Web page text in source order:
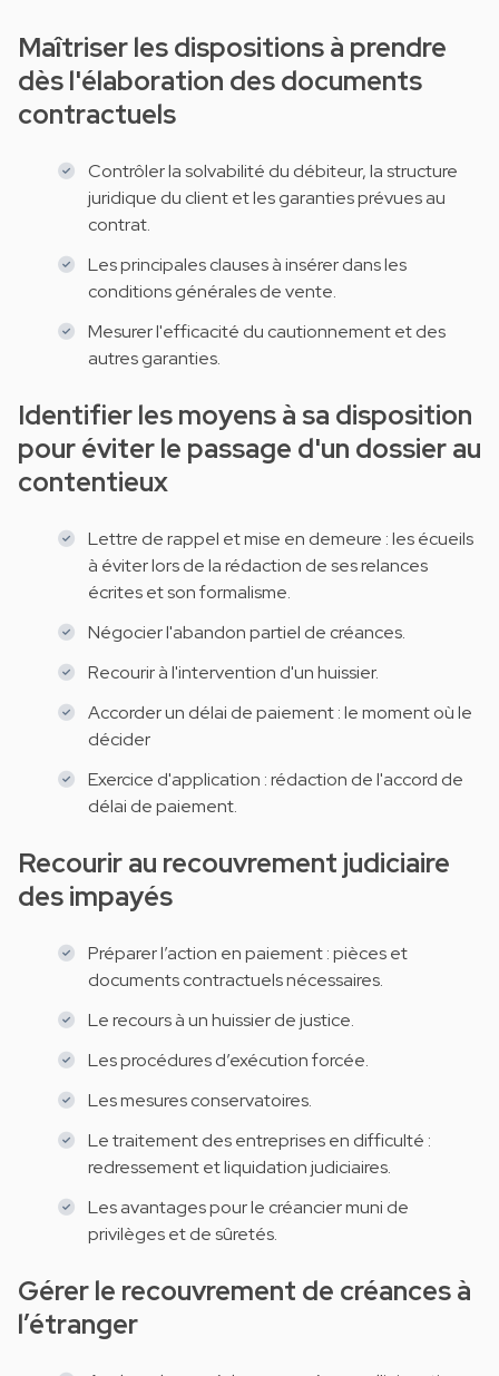
Maîtriser les dispositions à prendre
dès l'élaboration des documents
contractuels
Contrôler la solvabilité du débiteur, la structure
juridique du client et les garanties prévues au
contrat.
Les principales clauses à insérer dans les
conditions générales de vente.
Mesurer l'efficacité du cautionnement et des
autres garanties.
Identifier les moyens à sa disposition
pour éviter le passage d'un dossier au
contentieux
Lettre de rappel et mise en demeure : les écueils
à éviter lors de la rédaction de ses relances
écrites et son formalisme.
Négocier l'abandon partiel de créances.
Recourir à l'intervention d'un huissier.
Accorder un délai de paiement : le moment où le
décider
Exercice d'application : rédaction de l'accord de
délai de paiement.
Recourir au recouvrement judiciaire
des impayés
Préparer l’action en paiement : pièces et
documents contractuels nécessaires.
Le recours à un huissier de justice.
Les procédures d’exécution forcée.
Les mesures conservatoires.
Le traitement des entreprises en difficulté :
redressement et liquidation judiciaires.
Les avantages pour le créancier muni de
privilèges et de sûretés.
Gérer le recouvrement de créances à
l’étranger